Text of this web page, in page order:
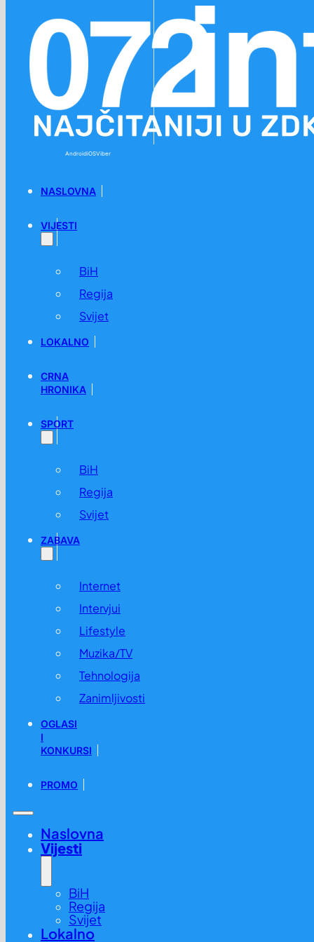
AndroidiOSViber
NASLOVNA
VIJESTI
BiH
Regija
Svijet
LOKALNO
CRNA
HRONIKA
SPORT
BiH
Regija
Svijet
ZABAVA
Internet
Intervjui
Lifestyle
Muzika/TV
Tehnologija
Zanimljivosti
OGLASI
I
KONKURSI
PROMO
Naslovna
Vijesti
BiH
Regija
Svijet
Lokalno